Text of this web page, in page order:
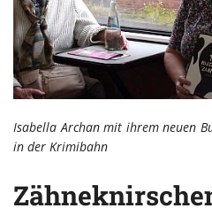
Isabella Archan mit ihrem neuen
in der Krimibahn